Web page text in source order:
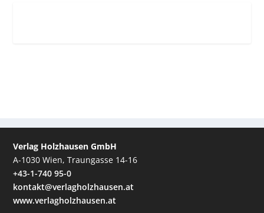
Verlag Holzhausen GmbH
A-1030 Wien, Traungasse 14-16
+43-1-740 95-0
kontakt@verlagholzhausen.at
www.verlagholzhausen.at